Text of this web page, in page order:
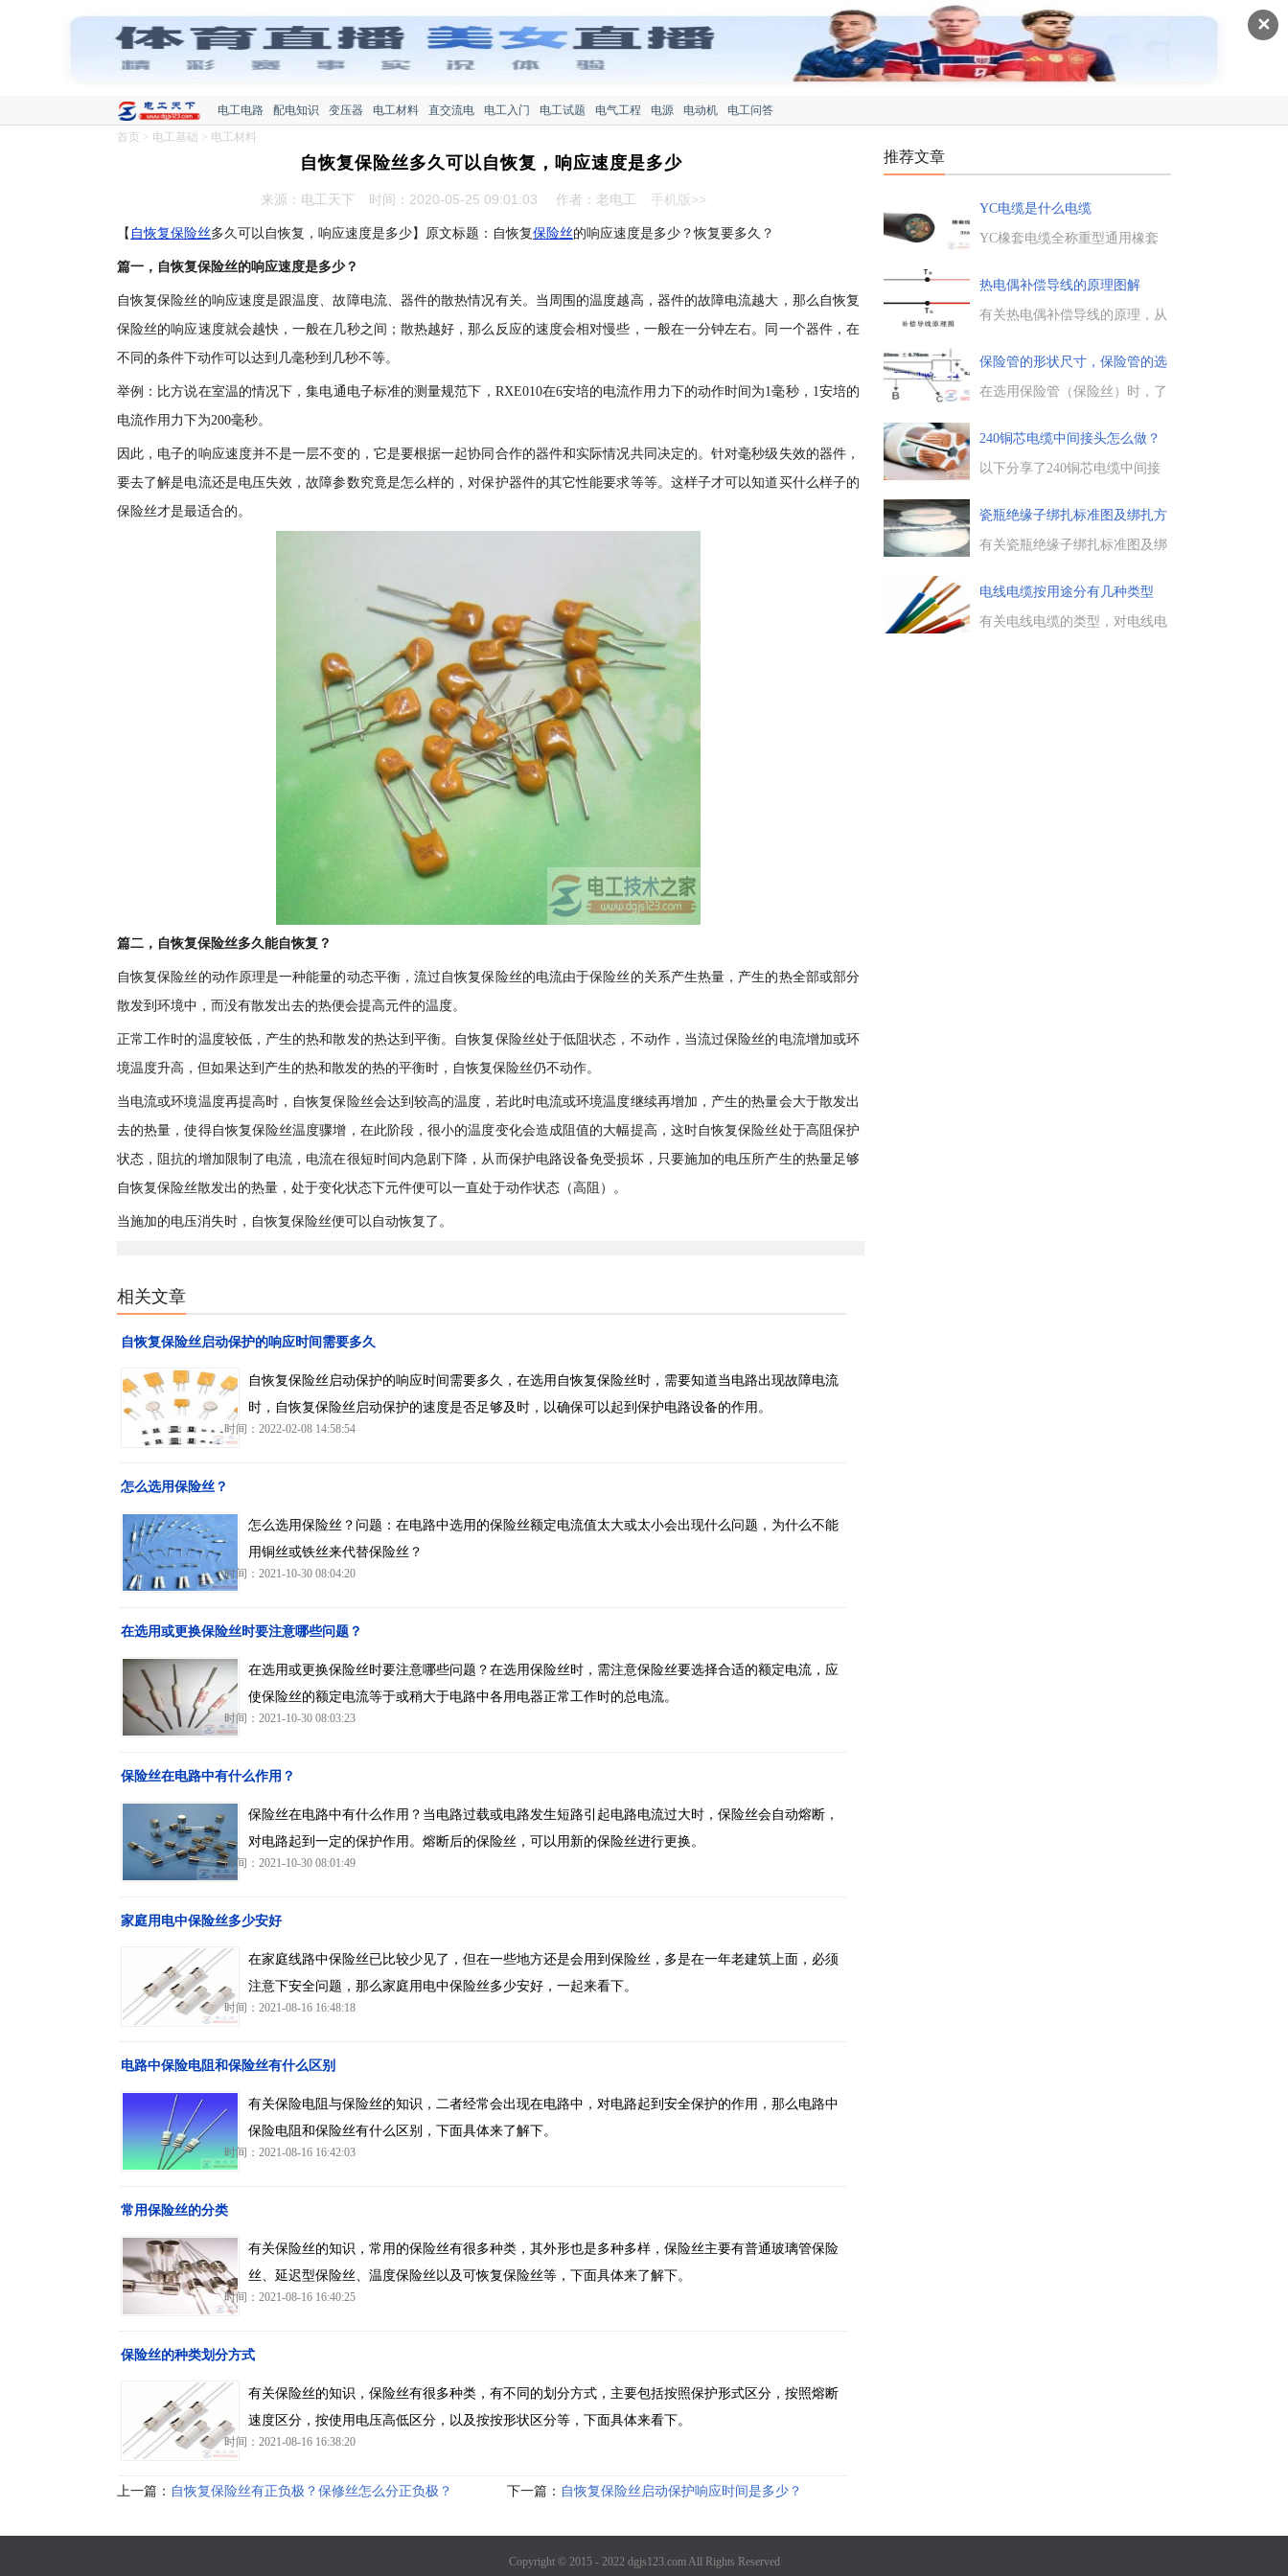
✕
电工电路 配电知识 变压器 电工材料 直交流电 电工入门 电工试题 电气工程 电源 电动机
电工问答
首页 > 电工基础 > 电工材料
自恢复保险丝多久可以自恢复，响应速度是多少
来源：电工天下 时间：2020-05-25 09:01:03 作者：老电工 手机版>>
【 自恢复保险丝多久可以自恢复，响应速度是多少】原文标题：自恢复保险丝的响应速度是多少？恢复要多久？
篇一，自恢复保险丝的响应速度是多少？
自恢复保险丝的响应速度是跟温度、故障电流、器件的散热情况有关。当周围的温度越高，器件的故障电流越大，那么自恢复
保险丝的响应速度就会越快，一般在几秒之间；散热越好，那么反应的速度会相对慢些，一般在一分钟左右。同一个器件，在
不同的条件下动作可以达到几毫秒到几秒不等。
举例：比方说在室温的情况下，集电通电子标准的测量规范下，RXE010在6安培的电流作用力下的动作时间为1毫秒，1安培的
电流作用力下为200毫秒。
因此，电子的响应速度并不是一层不变的，它是要根据一起协同合作的器件和实际情况共同决定的。针对毫秒级失效的器件，
要去了解是电流还是电压失效，故障参数究竟是怎么样的，对保护器件的其它性能要求等等。这样子才可以知道买什么样子的
保险丝才是最适合的。
篇二，自恢复保险丝多久能自恢复？
自恢复保险丝的动作原理是一种能量的动态平衡，流过自恢复保险丝的电流由于保险丝的关系产生热量，产生的热全部或部分
散发到环境中，而没有散发出去的热便会提高元件的温度。
正常工作时的温度较低，产生的热和散发的热达到平衡。自恢复保险丝处于低阻状态，不动作，当流过保险丝的电流增加或环
境温度升高，但如果达到产生的热和散发的热的平衡时，自恢复保险丝仍不动作。
当电流或环境温度再提高时，自恢复保险丝会达到较高的温度，若此时电流或环境温度继续再增加，产生的热量会大于散发出
去的热量，使得自恢复保险丝温度骤增，在此阶段，很小的温度变化会造成阻值的大幅提高，这时自恢复保险丝处于高阻保护
状态，阻抗的增加限制了电流，电流在很短时间内急剧下降，从而保护电路设备免受损坏，只要施加的电压所产生的热量足够
自恢复保险丝散发出的热量，处于变化状态下元件便可以一直处于动作状态（高阻）。
当施加的电压消失时，自恢复保险丝便可以自动恢复了。
相关文章
自恢复保险丝启动保护的响应时间需要多久
自恢复保险丝启动保护的响应时间需要多久，在选用自恢复保险丝时，需要知道当电路出现故障电流
时，自恢复保险丝启动保护的速度是否足够及时，以确保可以起到保护电路设备的作用。
时间：2022-02-08 14:58:54
怎么选用保险丝？
怎么选用保险丝？问题：在电路中选用的保险丝额定电流值太大或太小会出现什么问题，为什么不能
用铜丝或铁丝来代替保险丝？
时间：2021-10-30 08:04:20
在选用或更换保险丝时要注意哪些问题？
在选用或更换保险丝时要注意哪些问题？在选用保险丝时，需注意保险丝要选择合适的额定电流，应
使保险丝的额定电流等于或稍大于电路中各用电器正常工作时的总电流。
时间：2021-10-30 08:03:23
保险丝在电路中有什么作用？
保险丝在电路中有什么作用？当电路过载或电路发生短路引起电路电流过大时，保险丝会自动熔断，
对电路起到一定的保护作用。熔断后的保险丝，可以用新的保险丝进行更换。
时间：2021-10-30 08:01:49
家庭用电中保险丝多少安好
在家庭线路中保险丝已比较少见了，但在一些地方还是会用到保险丝，多是在一年老建筑上面，必须
注意下安全问题，那么家庭用电中保险丝多少安好，一起来看下。
时间：2021-08-16 16:48:18
电路中保险电阻和保险丝有什么区别
有关保险电阻与保险丝的知识，二者经常会出现在电路中，对电路起到安全保护的作用，那么电路中
保险电阻和保险丝有什么区别，下面具体来了解下。
时间：2021-08-16 16:42:03
常用保险丝的分类
有关保险丝的知识，常用的保险丝有很多种类，其外形也是多种多样，保险丝主要有普通玻璃管保险
丝、延迟型保险丝、温度保险丝以及可恢复保险丝等，下面具体来了解下。
时间：2021-08-16 16:40:25
保险丝的种类划分方式
有关保险丝的知识，保险丝有很多种类，有不同的划分方式，主要包括按照保护形式区分，按照熔断
速度区分，按使用电压高低区分，以及按按形状区分等，下面具体来看下。
时间：2021-08-16 16:38:20
上一篇： 自恢复保险丝有正负极？保修丝怎么分正负极？ 下一篇： 自恢复保险丝启动保护响应时间是多少？
推荐文章
YC电缆是什么电缆
YC橡套电缆全称重型通用橡套
种。YC电缆适用于交流额定电
压450/750V以下家用电器、电动
工具和各种移动式电器设备或轻
临时施工用，可以承受较大的机
械外力作用。...
热电偶补偿导线的原理图解
有关热电偶补偿导线的原理，从
导线的工作原理，热电偶的总热
电势只受测量端温度T和环境温
度T0的影响，与参比端的温度变
保险管的形状尺寸，保险管的选
用要
在选用保险管（保险丝）时，了
保险管的原料与安全标示，保险
管的工作环境等，然后根据实际
需求，才能选择到适合的保险
240铜芯电缆中间接头怎么做？
以下分享了240铜芯电缆中间接
终端头的工作程序基本相同，可
以分为3个阶段，即制作前的准
备、制作过程和制作后试验，具
瓷瓶绝缘子绑扎标准图及绑扎方
法
有关瓷瓶绝缘子绑扎标准图及绑
的侧绑、导线回头的绑扎要求，
铝包带应超过瓷瓶绑扎部位两侧
3cm，缠绕应均匀，扎线一般应
电线电缆按用途分有几种类型
有关电线电缆的类型，对电线电
Copyright © 2015 - 2022 dgjs123.com All Rights Reserved